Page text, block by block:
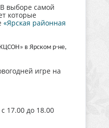
выборе самой
которые
«Ярская районная
в Ярском р-не,
игре на
17.00 до 18.00